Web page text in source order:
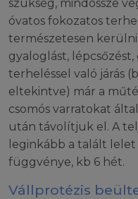
szükség, mindössze
óvatos fokozatos
természetesen
gyaloglást,
terheléssel való járás
eltekintve) már a
csomós varratokat
után távolítjuk el. A
leginkább a talált
függvénye, kb 6 hét.
Vállprotézis